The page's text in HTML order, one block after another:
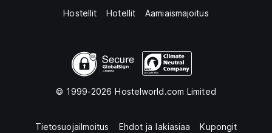
Hostellit Hotellit Aamiaismajoitus
© 1999-2026 Hostelworld.com Limited
Tietosuojailmoitus Ehdot ja lakiasiaa Kupongit